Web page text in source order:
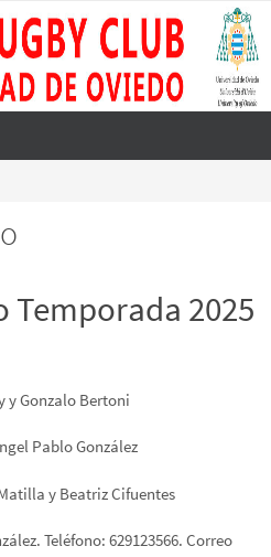
Temporada 2025
y Gonzalo Bertoni
Pablo González
y Beatriz Cifuentes
Teléfono: 629123566. Correo